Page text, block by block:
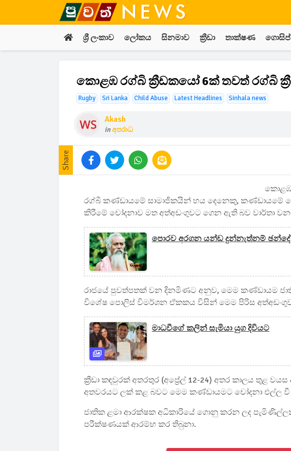
ශ්‍රී ලංකාව ලෝකය සිනමාව ක්‍රීඩා තාක්ෂණ ගොසිප්
කොළඹ රග්බි ක්‍රීඩකයෝ 6ක් තවත් රග්බි
Rugby Sri Lanka Child Abuse Latest Headlines Sinhala news
Akash
inඅපරාධ
Share
කොළඹ
රග්බි කණ්ඩායමේ සාමාජිකයින් හය දෙනෙකු, කණ්ඩායමේ
කිරීමේ චෝදනාව මත අත්අඩංගුවට ගෙන ඇති බව වාර්තා
පොරව අරගන යන්ඩ දුන්නැත්නම් ඡන්දේ
රාජයේ පුවත්පතක් වන දිනමිණට අනුව, මෙම කණ්ඩායම
විශේෂ පොලිස් විමර්ශන ඒකකය විසින් මෙම පිරිස
මාධවීගේ කලින් සැමියා යුග දිවියට
ක්‍රීඩා කඳවුරක් අතරතුර (අප්‍රේල් 12-24) අතර කාලය තුළ
අතවරයට ලක් කළ බවට මෙම කණ්ඩායමට චෝදනා එල්ල වී
ජාතික ළමා ආරක්ෂක අධිකාරියේ ගොනු කරන ලද
පරීක්ෂණයක් ආරම්භ කර තිබුනා.